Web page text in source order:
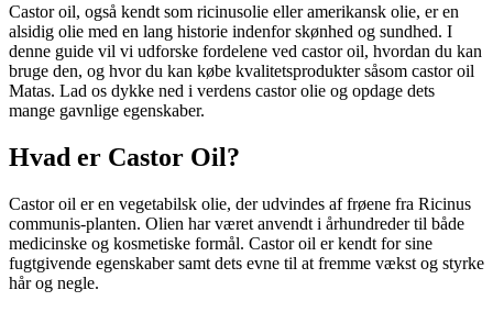
Castor oil, også kendt som ricinusolie eller amerikansk olie, er en
alsidig olie med en lang historie indenfor skønhed og sundhed. I
denne guide vil vi udforske fordelene ved castor oil, hvordan du kan
bruge den, og hvor du kan købe kvalitetsprodukter såsom castor oil
Matas. Lad os dykke ned i verdens castor olie og opdage dets
mange gavnlige egenskaber.
Hvad er Castor Oil?
Castor oil er en vegetabilsk olie, der udvindes af frøene fra Ricinus
communis-planten. Olien har været anvendt i århundreder til både
medicinske og kosmetiske formål. Castor oil er kendt for sine
fugtgivende egenskaber samt dets evne til at fremme vækst og styrke
hår og negle.